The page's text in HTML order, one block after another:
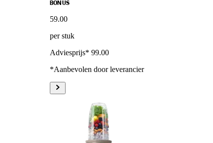
BONUS
59.00
per stuk
Adviesprijs* 99.00
*Aanbevolen door leverancier